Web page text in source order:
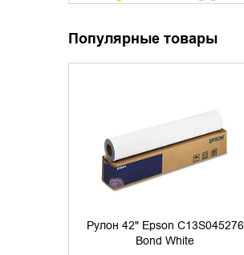
Популярные товары
Рулон 42" Epson C13S045276
Bond White